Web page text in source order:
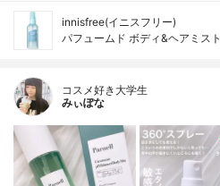
innisfree(イニスフリー)
パフュームド ボディ&ヘアミスト
コスメ好き大学生
みぃぽな